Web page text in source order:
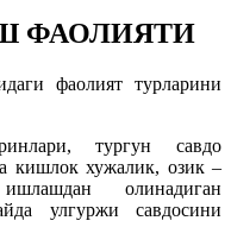
ФАОЛИЯТИ
фаолият турларини
тургун савдо
кишлок хужалик, озик –
олинадиган
улгуржи савдосини